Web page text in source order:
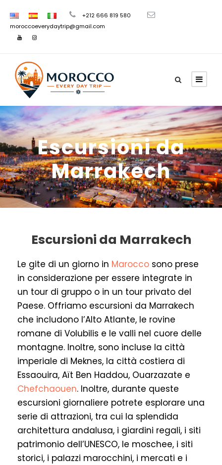
+212 666 819 580
moroccoeverydaytrip@gmail.com
Escursioni da
Marrakech
Escursioni da Marrakech
Le gite di un giorno in Marocco sono prese
in considerazione per essere integrate in
un tour di gruppo o in un tour privato del
Paese. Offriamo escursioni da Marrakech
che includono l’Alto Atlante, le rovine
romane di Volubilis e le valli nel cuore delle
montagne. Inoltre, sono incluse la città
imperiale di Meknes, la città costiera di
Essaouira, Aït Ben Haddou, Ouarzazate e
Chefchaouen. Inoltre, durante queste
escursioni giornaliere potrete esplorare una
serie di attrazioni, tra cui la splendida
architettura andalusa, i giardini regali, i siti
patrimonio dell’UNESCO, le moschee, i siti
storici, i palazzi marocchini, i mercati e i